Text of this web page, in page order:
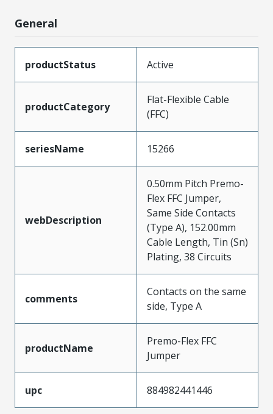
General
productStatus Active
productCategory
Flat-Flexible Cable
(FFC)
seriesName 15266
webDescription
0.50mm Pitch Premo-
Flex FFC Jumper,
Same Side Contacts
(Type A), 152.00mm
Cable Length, Tin (Sn)
Plating, 38 Circuits
comments
Contacts on the same
side, Type A
productName
Premo-Flex FFC
Jumper
upc 884982441446